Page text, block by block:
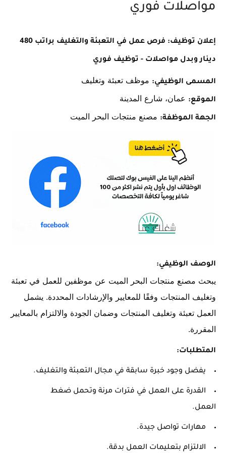
مواصلات فوري
إعلان توظيف: فرص عمل في التعبئة والتغليف براتب 480
دينار وبدل مواصلات - توظيف فوري
المسمى الوظيفي: موظف تعبئة وتغليف
الموقع: عمان، شارع المدينة
الجهة الموظفة: مصنع منتجات البحر الميت
الوصف الوظيفي:
يبحث مصنع منتجات البحر الميت عن موظفين للعمل في تعبئة
وتغليف المنتجات وفقًا للمعايير والإرشادات المحددة. يشمل
العمل تعبئة وتغليف المنتجات وضمان الجودة والالتزام بالمعايير
المقررة.
المتطلبات:
يفضل وجود خبرة سابقة في مجال التعبئة والتغليف.
القدرة على العمل في فترات مرنة وتحمل ضغط
العمل.
مهارات تواصل جيدة.
الالتزام بتعليمات العمل بدقة.